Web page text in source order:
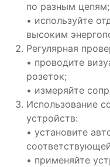
по разным цепям;
• используйте
высоким
Регулярная
• проводите
розеток;
• измеряйте
Использование
устройств:
• установите
• применяйте